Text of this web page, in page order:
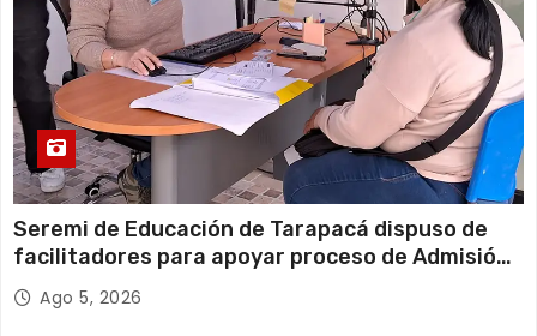
Seremi de Educación de Tarapacá dispuso de
facilitadores para apoyar proceso de Admisión
Escolar 2027
Ago 5, 2026